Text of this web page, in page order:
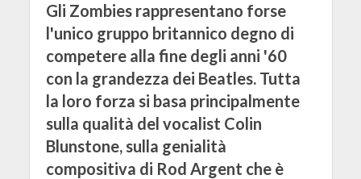
Gli Zombies rappresentano forse
l'unico gruppo britannico degno di
competere alla fine degli anni '60
con la grandezza dei Beatles. Tutta
la loro forza si basa principalmente
sulla qualità del vocalist Colin
Blunstone, sulla genialità
compositiva di Rod Argent che è